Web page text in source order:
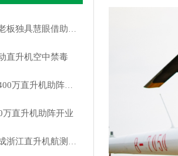
山西大同火锅店老板独具慧眼借助直升机宣传
直升机空中禁毒
重庆一酒吧租赁400万直升机助阵现场豪车云集
万直升机助阵开业
飞机之家顺利完成浙江直升机航测作业